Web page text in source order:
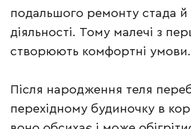
подальшого ремонту стада й
діяльності. Тому малечі з
створюють комфортні умови.
Після народження теля
перехідному будиночку в